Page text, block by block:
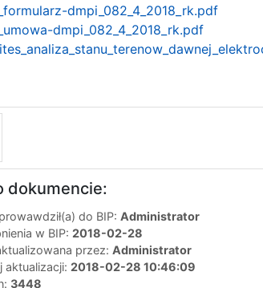
dmpi_082_4_2018_rk.pdf
dmpi_082_4_2018_rk.pdf
dokumencie:
do BIP: Administrator
w BIP: 2018-02-28
przez: Administrator
aktualizacji: 2018-02-28 10:46:09
3448